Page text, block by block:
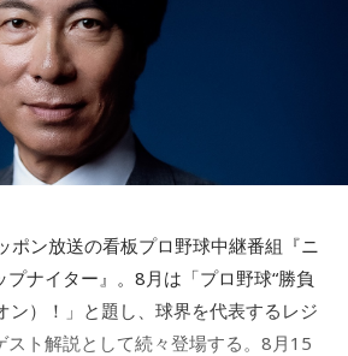
ることは、追い詰められた時に出る、
顔」です。
のは、あなたが窮地で無意識に守ろう
もの」を暗示しています。冷静ではい
こそ、普段は隠れているあなたの本性
情」を暗示しています。あなたは追い
り大切な誰かを思い浮かべる、利他的
人にやさしくできる、あたたかい心の
分を後回しにしすぎないよう気をつけ
ポン放送の看板プロ野球中継番組『ニ
ナイター』。8月は「プロ野球“勝負
ン）！」と題し、球界を代表するレジ
スト解説として続々登場する。8月15